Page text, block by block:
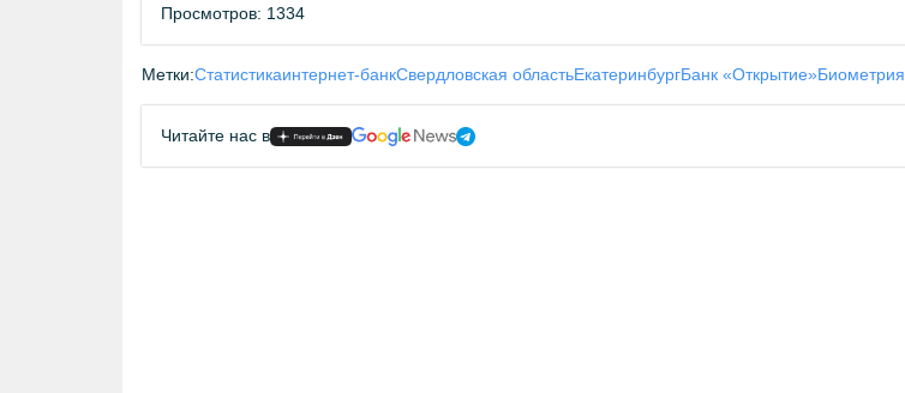
Просмотров: 1334
Метки:Статистикаинтернет-банкСвердловская областьЕкатеринбургБанк «Открытие»Биометрия
Читайте нас в